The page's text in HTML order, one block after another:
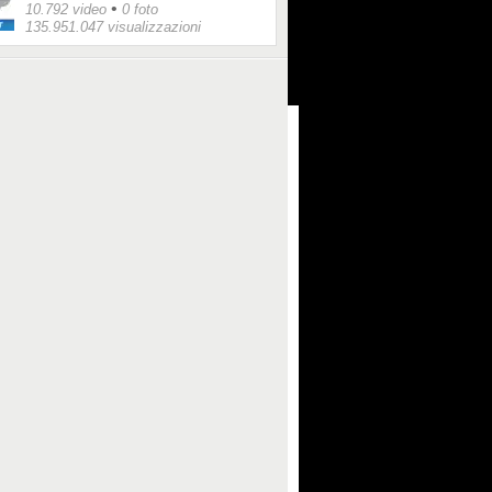
10.792 video • 0 foto
135.951.047 visualizzazioni